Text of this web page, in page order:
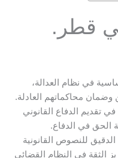
قطر.
في نظام العدالة،
محاكماتهم العادلة.
تقديم الدفاع القانوني
الحق في الدفاع.
للنصوص القانونية
الثقة في النظام القضائي